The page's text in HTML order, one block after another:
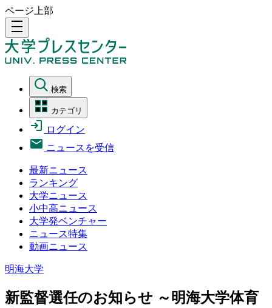
ページ上部
density_medium
検索
カテゴリ
ログイン
ニュースを受信
最新ニュース
ランキング
大学ニュース
小中高ニュース
大学発ベンチャー
ニュース特集
動画ニュース
明海大学
新監督選任のお知らせ ～明海大学体育